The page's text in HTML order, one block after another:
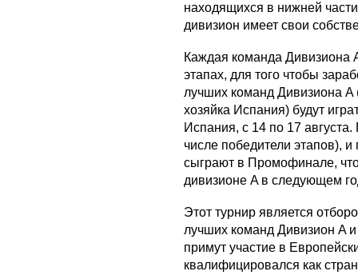
находящихся в нижней
дивизион имеет свои
Каждая команда Дивизиона
этапах, для того чтобы
лучших команд Дивизиона A
хозяйка Испания) будут
Испания, с 14 по 17
числе победители этапов),
сыграют в Промофинале,
дивизионе A в следующем
Этот турнир является
лучших команд Дивизион A
примут участие в
квалифицировался как